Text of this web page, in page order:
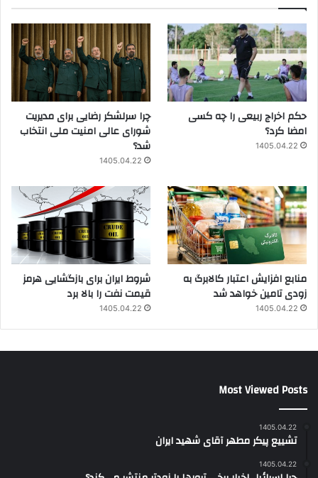
حکم اخراج ربیعی را چه کسی
امضا کرد؟
1405.04.22
چرا سرلشکر رضایی برای مدیریت
شورای عالی امنیت ملی انتخاب
شد؟
1405.04.22
منابع افزایش اعتبار کالابرگ به
زودی تامین خواهد شد
1405.04.22
شروط ایران برای بازگشایی هرمز
قیمت نفت را بالا برد
1405.04.22
Most Viewed Posts
1405.04.22
تشییع پیکر مطهر آقای شهید ایران
1405.04.22